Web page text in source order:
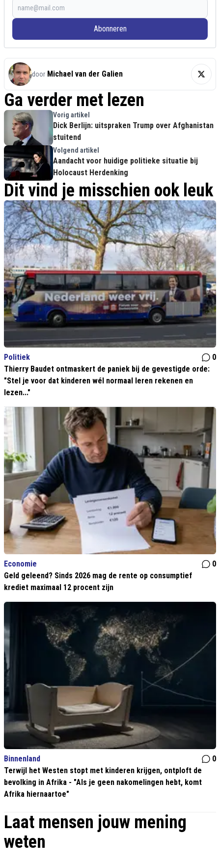
Abonneren
door Michael van der Galien
Ga verder met lezen
Vorig artikel
Dick Berlijn: uitspraken Trump over Afghanistan
stuitend
Volgend artikel
Aandacht voor huidige politieke situatie bij
Holocaust Herdenking
Dit vind je misschien ook leuk
Politiek
0
Thierry Baudet ontmaskert de paniek bij de gevestigde orde:
"Stel je voor dat kinderen wél normaal leren rekenen en
lezen..."
Economie
0
Geld geleend? Sinds 2026 mag de rente op consumptief
krediet maximaal 12 procent zijn
Binnenland
0
Terwijl het Westen stopt met kinderen krijgen, ontploft de
bevolking in Afrika - "Als je geen nakomelingen hebt, komt
Afrika hiernaartoe"
Laat mensen jouw mening
weten